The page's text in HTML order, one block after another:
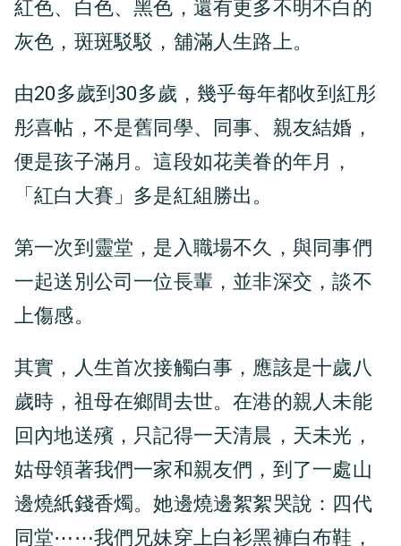
紅色、白色、黑色，還有更多不明不白的
灰色，斑斑駁駁，舖滿人生路上。
由20多歲到30多歲，幾乎每年都收到紅彤
彤喜帖，不是舊同學、同事、親友結婚，
便是孩子滿月。這段如花美眷的年月，
「紅白大賽」多是紅組勝出。
第一次到靈堂，是入職場不久，與同事們
一起送別公司一位長輩，並非深交，談不
上傷感。
其實，人生首次接觸白事，應該是十歲八
歲時，祖母在鄉間去世。在港的親人未能
回內地送殯，只記得一天清晨，天未光，
姑母領著我們一家和親友們，到了一處山
邊燒紙錢香燭。她邊燒邊絮絮哭說：四代
同堂⋯⋯我們兄妹穿上白衫黑褲白布鞋，